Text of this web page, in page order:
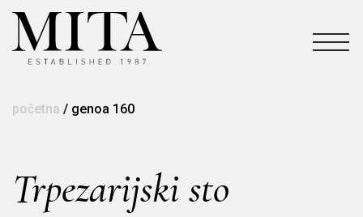
početna / genoa 160
Trpezarijski sto